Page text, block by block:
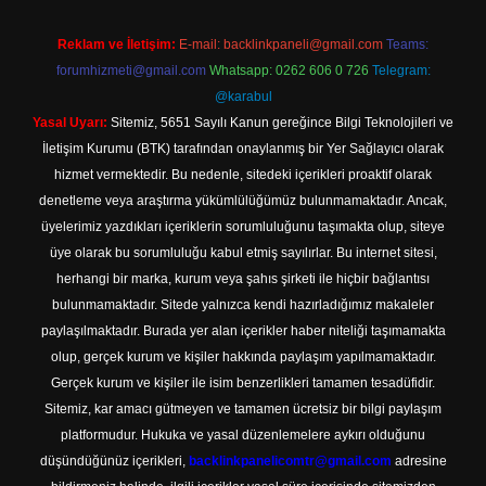
Reklam ve İletişim: E-mail: backlinkpaneli@gmail.com Teams:
forumhizmeti@gmail.com Whatsapp: 0262 606 0 726 Telegram:
@karabul
Yasal Uyarı: Sitemiz, 5651 Sayılı Kanun gereğince Bilgi Teknolojileri ve
İletişim Kurumu (BTK) tarafından onaylanmış bir Yer Sağlayıcı olarak
hizmet vermektedir. Bu nedenle, sitedeki içerikleri proaktif olarak
denetleme veya araştırma yükümlülüğümüz bulunmamaktadır. Ancak,
üyelerimiz yazdıkları içeriklerin sorumluluğunu taşımakta olup, siteye
üye olarak bu sorumluluğu kabul etmiş sayılırlar. Bu internet sitesi,
herhangi bir marka, kurum veya şahıs şirketi ile hiçbir bağlantısı
bulunmamaktadır. Sitede yalnızca kendi hazırladığımız makaleler
paylaşılmaktadır. Burada yer alan içerikler haber niteliği taşımamakta
olup, gerçek kurum ve kişiler hakkında paylaşım yapılmamaktadır.
Gerçek kurum ve kişiler ile isim benzerlikleri tamamen tesadüfidir.
Sitemiz, kar amacı gütmeyen ve tamamen ücretsiz bir bilgi paylaşım
platformudur. Hukuka ve yasal düzenlemelere aykırı olduğunu
düşündüğünüz içerikleri, backlinkpanelicomtr@gmail.com adresine